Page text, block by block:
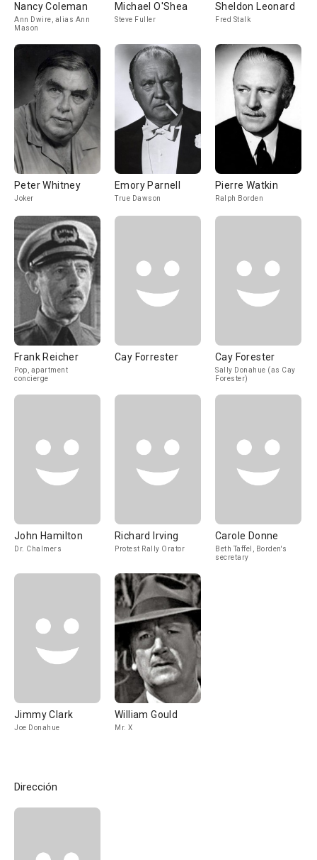
Nancy Coleman
Ann Dwire, alias Ann
Mason
Michael O'Shea
Steve Fuller
Sheldon Leonard
Fred Stalk
Peter Whitney
Joker
Emory Parnell
True Dawson
Pierre Watkin
Ralph Borden
Frank Reicher
Pop, apartment
concierge
Cay Forrester Cay Forester
Sally Donahue (as Cay
Forester)
John Hamilton
Dr. Chalmers
Richard Irving
Protest Rally Orator
Carole Donne
Beth Taffel, Borden's
secretary
Jimmy Clark
Joe Donahue
William Gould
Mr. X
Dirección